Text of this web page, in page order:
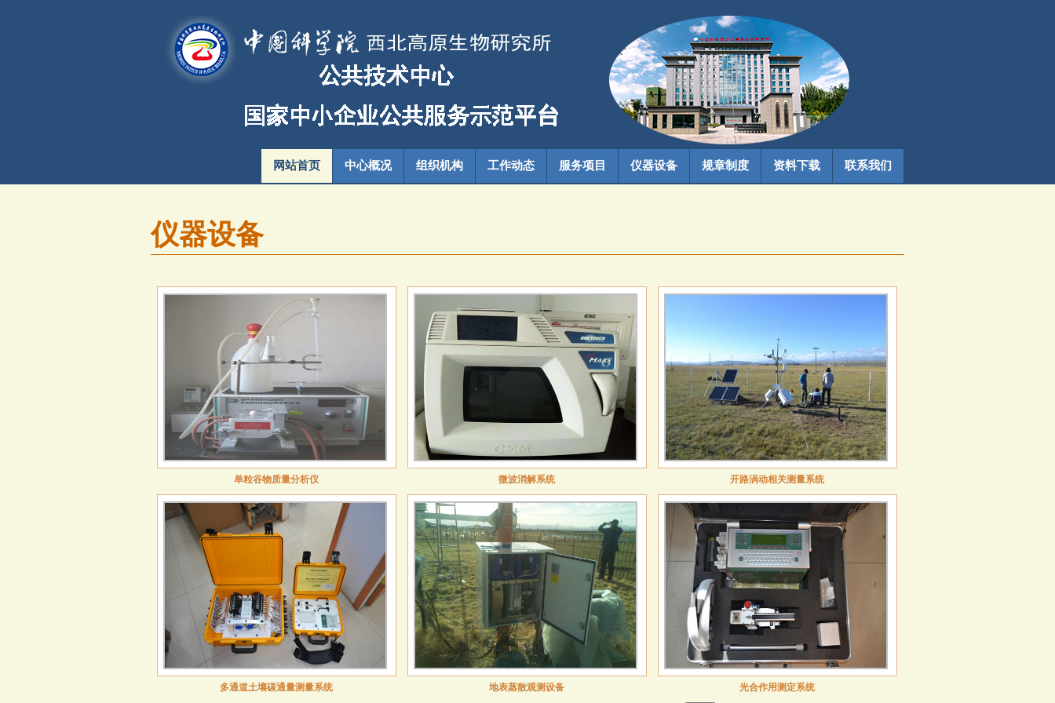
网站首页 中心概况 组织机构 工作动态 服务项目 仪器设备 规章制度 资料下载 联系我们
仪器设备
单粒谷物质量分析仪 微波消解系统 开路涡动相关测量系统
多通道土壤碳通量测量系统 地表蒸散观测设备 光合作用测定系统